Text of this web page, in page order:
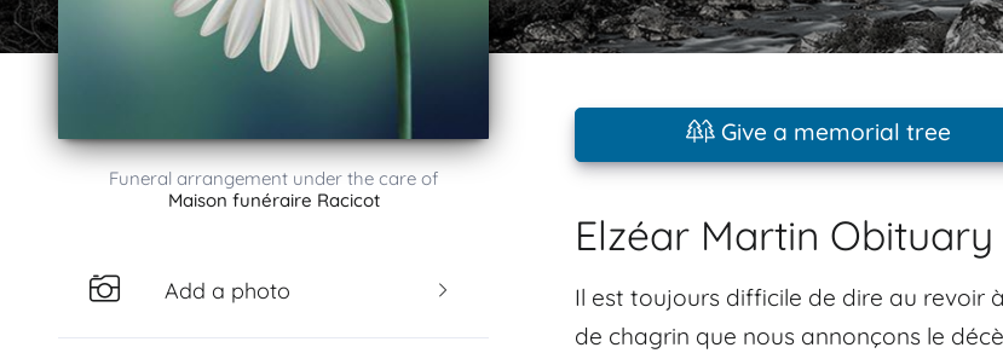
Funeral arrangement under the care of
Maison funéraire Racicot
Add a photo
Give a memorial tree
Elzéar Martin Obituary
Il est toujours difficile de dire au revoir
de chagrin que nous annonçons le